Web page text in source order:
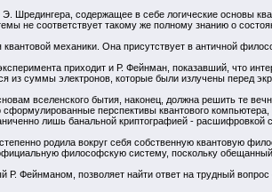
Шредингера, содержащее в себе логические основы
не соответствует такому же полному знанию о
механики. Она присутствует в античной
приходит и Р. Фейнман, показавший, что
из суммы электронов, которые были излучены перед
вселенского бытия, наконец, должна решить те
перспективы квантового
лишь банальной криптографией - расшифровкой
родила вокруг себя собственную квантовую
философскую систему, поскольку
Фейнманом, позволяет найти ответ на трудный